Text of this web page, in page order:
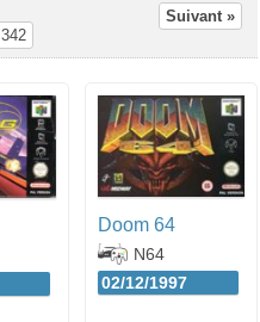
342
Suivant »
Doom 64
N64
02/12/1997